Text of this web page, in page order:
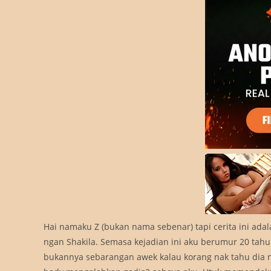
Hai namaku Z (bukan nama sebenar) tapi cerita ini
ngan Shakila. Semasa kejadian ini aku berumur 20
bukannya sebarangan awek kalau korang nak tahu